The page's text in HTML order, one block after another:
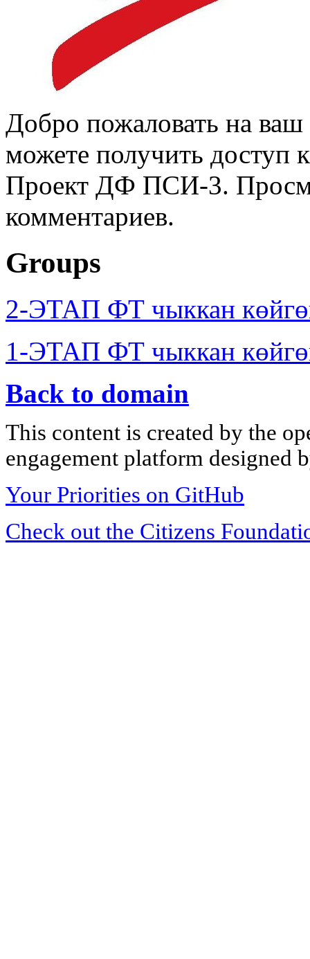
Добро пожаловать на
можете получить доступ
Проект ДФ ПСИ-3.
комментариев.
Groups
2-ЭТАП ФТ чыккан
1-ЭТАП ФТ чыккан
Back to domain
This content is created by the
engagement platform designed
Your Priorities on GitHub
Check out the Citizens